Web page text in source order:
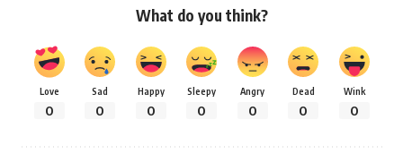
What do you think?
Love
0
Sad
0
Happy
0
Sleepy
0
Angry
0
Dead
0
Wink
0